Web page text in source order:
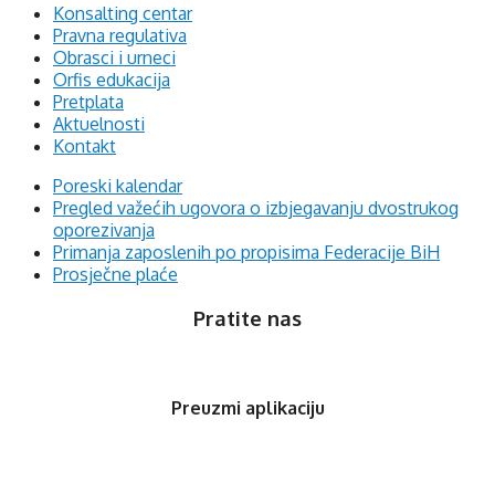
Konsalting centar
Pravna regulativa
Obrasci i urneci
Orfis edukacija
Pretplata
Aktuelnosti
Kontakt
Poreski kalendar
Pregled važećih ugovora o izbjegavanju dvostrukog
oporezivanja
Primanja zaposlenih po propisima Federacije BiH
Prosječne plaće
Pratite nas
Preuzmi aplikaciju